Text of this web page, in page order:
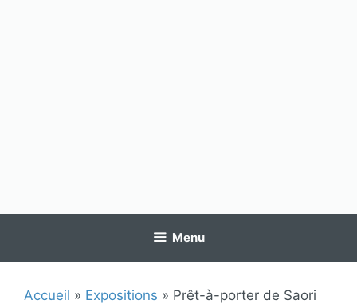
Menu
Accueil » Expositions » Prêt-à-porter de Saori